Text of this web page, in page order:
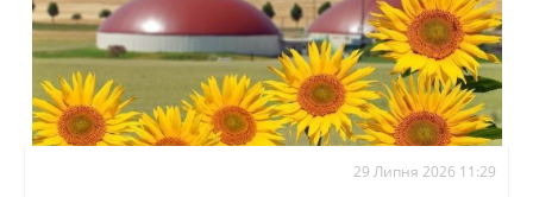
29 Липня 2026 11:29